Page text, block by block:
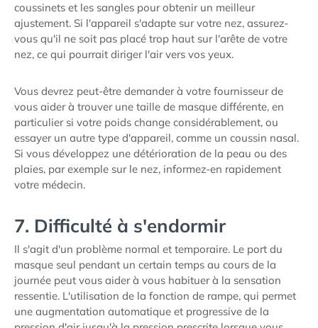
coussinets et les sangles pour obtenir un meilleur
ajustement. Si l'appareil s'adapte sur votre nez, assurez-
vous qu'il ne soit pas placé trop haut sur l'arête de votre
nez, ce qui pourrait diriger l'air vers vos yeux.
Vous devrez peut-être demander à votre fournisseur de
vous aider à trouver une taille de masque différente, en
particulier si votre poids change considérablement, ou
essayer un autre type d'appareil, comme un coussin nasal.
Si vous développez une détérioration de la peau ou des
plaies, par exemple sur le nez, informez-en rapidement
votre médecin.
7. Difficulté à s'endormir
Il s'agit d'un problème normal et temporaire. Le port du
masque seul pendant un certain temps au cours de la
journée peut vous aider à vous habituer à la sensation
ressentie. L'utilisation de la fonction de rampe, qui permet
une augmentation automatique et progressive de la